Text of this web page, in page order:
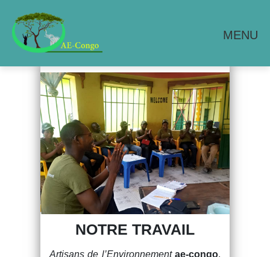
MENU
NOTRE TRAVAIL
Artisans de l’Environnement ae-congo,